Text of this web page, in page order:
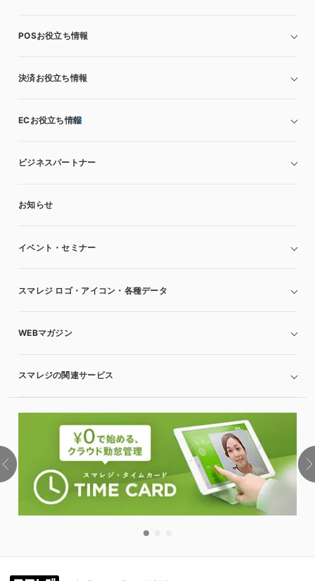
POSお役立ち情報
決済お役立ち情報
ECお役立ち情報
ビジネスパートナー
お知らせ
イベント・セミナー
スマレジ ロゴ・アイコン・各種データ
WEBマガジン
スマレジの関連サービス